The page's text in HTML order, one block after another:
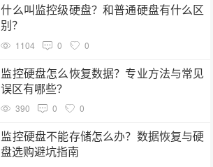
什么叫监控级硬盘？和普通硬盘有什么区
别？
1104 0 0
监控硬盘怎么恢复数据？专业方法与常见
误区有哪些？
390 0 0
监控硬盘不能存储怎么办？数据恢复与硬
盘选购避坑指南